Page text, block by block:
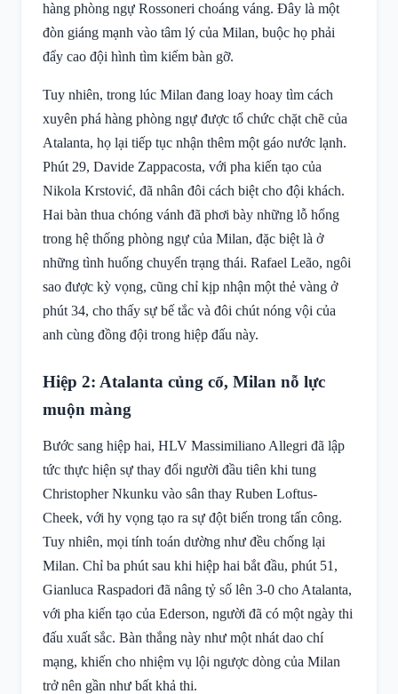
hàng phòng ngự Rossoneri choáng váng. Đây là một
đòn giáng mạnh vào tâm lý của Milan, buộc họ phải
đẩy cao đội hình tìm kiếm bàn gỡ.
Tuy nhiên, trong lúc Milan đang loay hoay tìm cách
xuyên phá hàng phòng ngự được tổ chức chặt chẽ của
Atalanta, họ lại tiếp tục nhận thêm một gáo nước lạnh.
Phút 29, Davide Zappacosta, với pha kiến tạo của
Nikola Krstović, đã nhân đôi cách biệt cho đội khách.
Hai bàn thua chóng vánh đã phơi bày những lỗ hổng
trong hệ thống phòng ngự của Milan, đặc biệt là ở
những tình huống chuyển trạng thái. Rafael Leão, ngôi
sao được kỳ vọng, cũng chỉ kịp nhận một thẻ vàng ở
phút 34, cho thấy sự bế tắc và đôi chút nóng vội của
anh cùng đồng đội trong hiệp đấu này.
Hiệp 2: Atalanta củng cố, Milan nỗ lực
muộn màng
Bước sang hiệp hai, HLV Massimiliano Allegri đã lập
tức thực hiện sự thay đổi người đầu tiên khi tung
Christopher Nkunku vào sân thay Ruben Loftus-
Cheek, với hy vọng tạo ra sự đột biến trong tấn công.
Tuy nhiên, mọi tính toán dường như đều chống lại
Milan. Chỉ ba phút sau khi hiệp hai bắt đầu, phút 51,
Gianluca Raspadori đã nâng tỷ số lên 3-0 cho Atalanta,
với pha kiến tạo của Ederson, người đã có một ngày thi
đấu xuất sắc. Bàn thắng này như một nhát dao chí
mạng, khiến cho nhiệm vụ lội ngược dòng của Milan
trở nên gần như bất khả thi.